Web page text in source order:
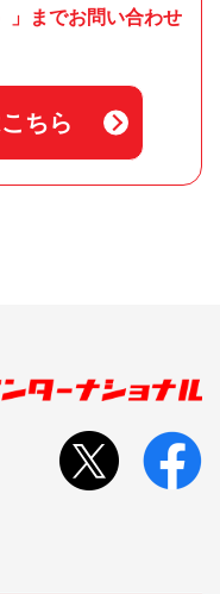
」までお問い合わせ
ちら